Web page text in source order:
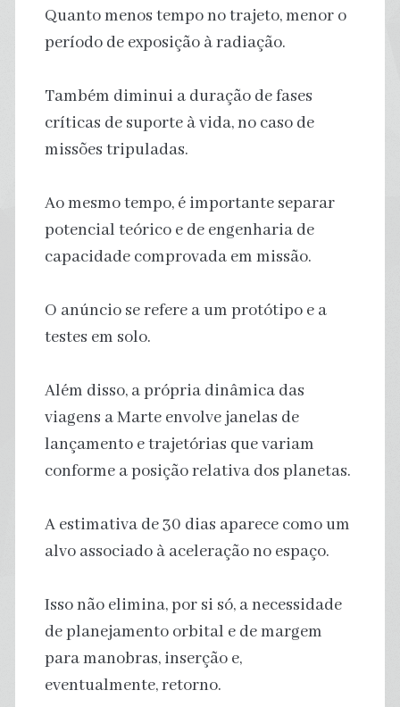
Quanto menos tempo no trajeto, menor o
período de exposição à radiação.
Também diminui a duração de fases
críticas de suporte à vida, no caso de
missões tripuladas.
Ao mesmo tempo, é importante separar
potencial teórico e de engenharia de
capacidade comprovada em missão.
O anúncio se refere a um protótipo e a
testes em solo.
Além disso, a própria dinâmica das
viagens a Marte envolve janelas de
lançamento e trajetórias que variam
conforme a posição relativa dos planetas.
A estimativa de 30 dias aparece como um
alvo associado à aceleração no espaço.
Isso não elimina, por si só, a necessidade
de planejamento orbital e de margem
para manobras, inserção e,
eventualmente, retorno.